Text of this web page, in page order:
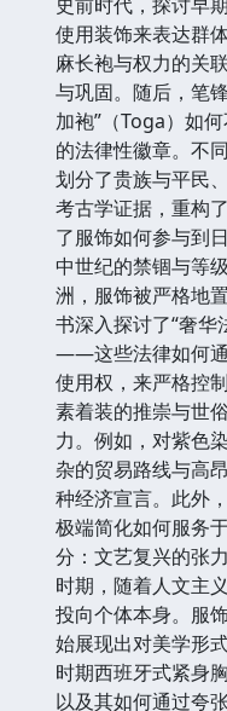
使用装饰来表达群
麻长袍与权力的关
与巩固。随后，笔
加袍”（Toga）如
的法律性徽章。不
划分了贵族与平民
考古学证据，重构
了服饰如何参与到
中世纪的禁锢与等
洲，服饰被严格地
书深入探讨了“奢
——这些法律如何通
使用权，来严格控
素着装的推崇与世
力。例如，对紫色
杂的贸易路线与高
种经济宣言。此外
极端简化如何服务
分：文艺复兴的张
时期，随着人文主
投向个体本身。服
始展现出对美学形
时期西班牙式紧身
以及其如何通过夸